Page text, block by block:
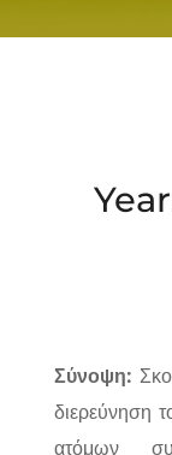
Σύνοψη:
διερεύνηση
ατόμων